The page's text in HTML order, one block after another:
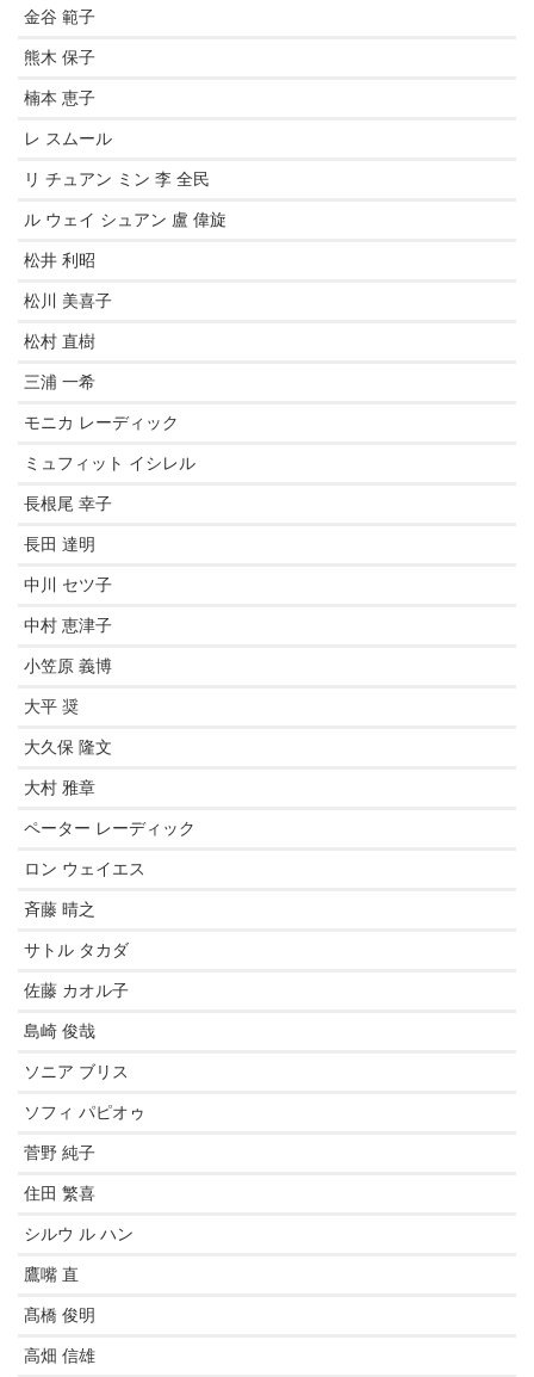
金谷 範子
熊木 保子
楠本 恵子
レ スムール
リ チュアン ミン 李 全民
ル ウェイ シュアン 盧 偉旋
松井 利昭
松川 美喜子
松村 直樹
三浦 一希
モニカ レーディック
ミュフィット イシレル
長根尾 幸子
長田 達明
中川 セツ子
中村 恵津子
小笠原 義博
大平 奨
大久保 隆文
大村 雅章
ペーター レーディック
ロン ウェイエス
斉藤 晴之
サトル タカダ
佐藤 カオル子
島崎 俊哉
ソニア ブリス
ソフィ パピオゥ
菅野 純子
住田 繁喜
シルウ ル ハン
鷹嘴 直
髙橋 俊明
高畑 信雄